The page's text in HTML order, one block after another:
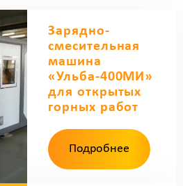
Зарядно-
смесительная
машина
«Ульба-400МИ»
для открытых
горных работ
Подробнее